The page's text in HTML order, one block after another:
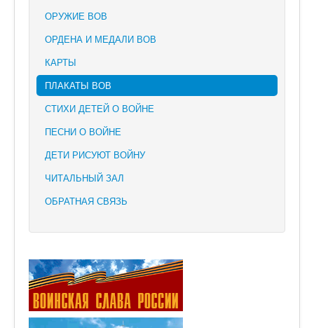
ОРУЖИЕ ВОВ
ОРДЕНА И МЕДАЛИ ВОВ
КАРТЫ
ПЛАКАТЫ ВОВ
СТИХИ ДЕТЕЙ О ВОЙНЕ
ПЕСНИ О ВОЙНЕ
ДЕТИ РИСУЮТ ВОЙНУ
ЧИТАЛЬНЫЙ ЗАЛ
ОБРАТНАЯ СВЯЗЬ